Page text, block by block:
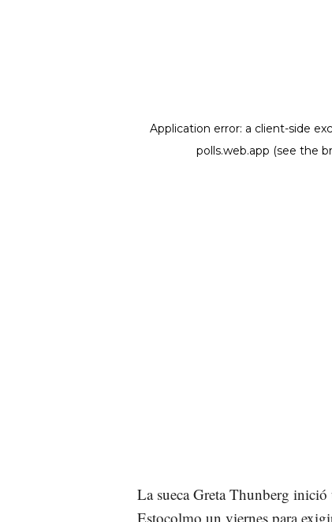
La sueca Greta Thunberg inició
Estocolmo un viernes para